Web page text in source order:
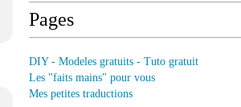
Pages
DIY - Modeles gratuits - Tuto gratuit
Les "faits mains" pour vous
Mes petites traductions